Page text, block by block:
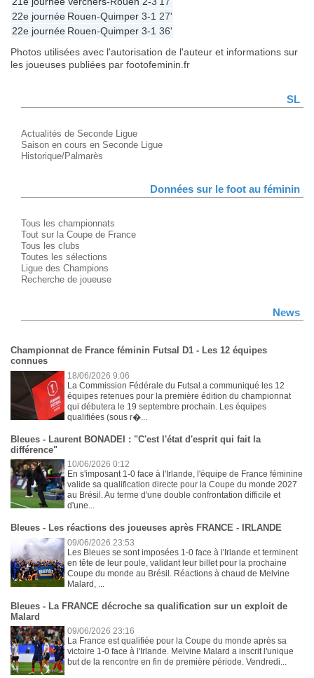
22e journée Rouen-Quimper 3-1 27'
22e journée Rouen-Quimper 3-1 36'
Photos utilisées avec l'autorisation de l'auteur et informations sur
les joueuses publiées par footofeminin.fr
SL
Actualités de Seconde Ligue
Saison en cours en Seconde Ligue
Historique/Palmarès
Données sur le foot au féminin
Tous les championnats
Tout sur la Coupe de France
Tous les clubs
Toutes les sélections
Ligue des Champions
Recherche de joueuse
News
Championnat de France féminin Futsal D1 - Les 12 équipes
connues
18/06/2026 9:06
La Commission Fédérale du Futsal a communiqué les 12
équipes retenues pour la première édition du championnat
qui débutera le 19 septembre prochain. Les équipes
qualifiées (sous r�...
Bleues - Laurent BONADEI : "C'est l'état d'esprit qui fait la
différence"
10/06/2026 0:12
En s'imposant 1-0 face à l'Irlande, l'équipe de France féminine
valide sa qualification directe pour la Coupe du monde 2027
au Brésil. Au terme d'une double confrontation difficile et
d'une...
Bleues - Les réactions des joueuses après FRANCE - IRLANDE
09/06/2026 23:53
Les Bleues se sont imposées 1-0 face à l'Irlande et terminent
en tête de leur poule, validant leur billet pour la prochaine
Coupe du monde au Brésil. Réactions à chaud de Melvine
Malard, ...
Bleues - La FRANCE décroche sa qualification sur un exploit de
Malard
09/06/2026 23:16
La France est qualifiée pour la Coupe du monde après sa
victoire 1-0 face à l'Irlande. Melvine Malard a inscrit l'unique
but de la rencontre en fin de première période. Vendredi...